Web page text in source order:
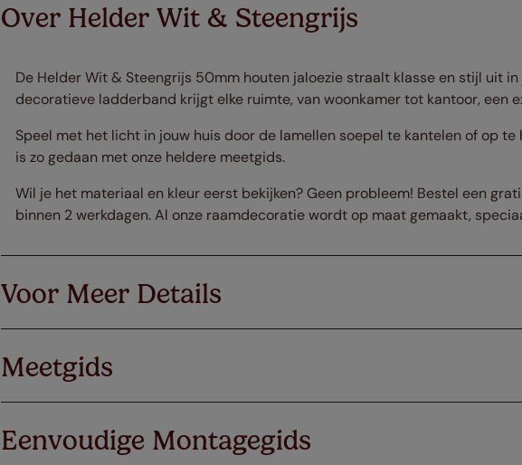
Over Helder Wit & Steengrijs
De Helder Wit & Steengrijs 50mm houten jaloezie straalt klasse en stijl uit
decoratieve ladderband krijgt elke ruimte, van woonkamer tot kantoor, een
Speel met het licht in jouw huis door de lamellen soepel te kantelen of op
is zo gedaan met onze heldere meetgids.
Wil je het materiaal en kleur eerst bekijken? Geen probleem! Bestel een
binnen 2 werkdagen. Al onze raamdecoratie wordt op maat gemaakt,
Voor Meer Details
Meetgids
Eenvoudige Montagegids